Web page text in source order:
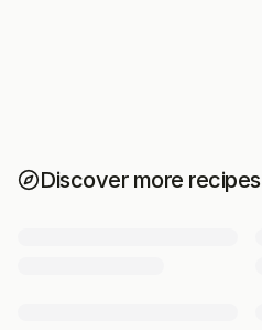
Discover more recipes